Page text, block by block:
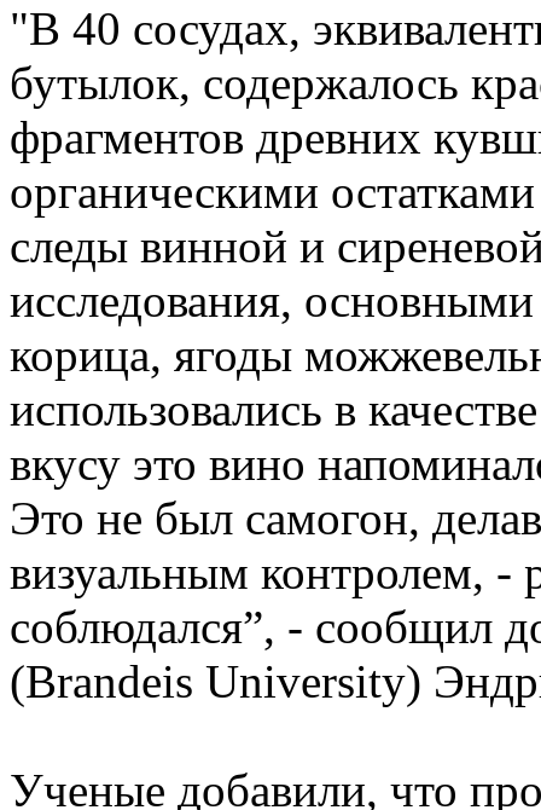
"В 40 сосудах,
бутылок, содержалось
фрагментов древних
органическими
следы винной и
исследования,
корица, ягоды
использовались в
вкусу это вино
Это не был самогон,
визуальным контролем, -
соблюдался”, - сообщил
(Brandeis University)
Ученые добавили, что